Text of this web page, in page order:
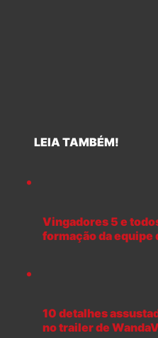
LEIA TAMBÉM!
Vingadores 5 e
formação da equipe
10 detalhes
no trailer de